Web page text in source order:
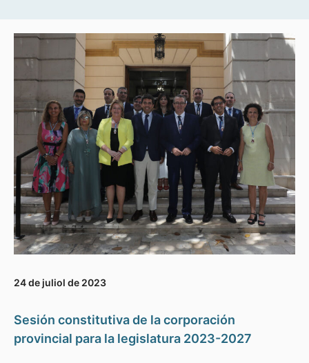
24 de juliol de 2023
Sesión constitutiva de la corporación
provincial para la legislatura 2023-2027